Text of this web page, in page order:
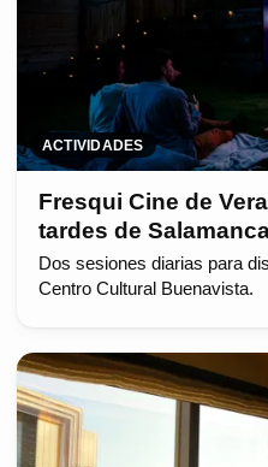
ACTIVIDADES
Fresqui Cine de
tardes de
Dos sesiones diarias para
Centro Cultural Buenavista.